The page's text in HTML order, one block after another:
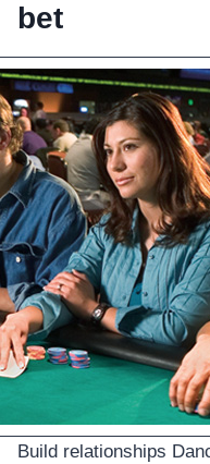
bet
Build relationships